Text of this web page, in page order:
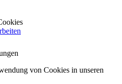
von Cookies in unseren